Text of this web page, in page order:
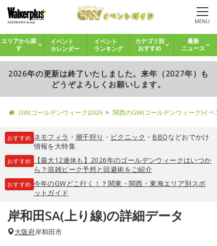
MENU
エリアから探
す
イベント
カレンダー
イベント
ランキング
カテゴリ別
おすすめ
最新
ニュース
2026年の更新は終了いたしました。来年（2027年）も
どうぞよろしくお願いします。
GW(ゴールデンウィーク)2026 関西のGW(ゴールデンウィーク)イ
おすすめ ネモフィラ ・ 潮干狩り ・ ピクニック ・ BBQなどおでかけ
情報を大特集
おすすめ
【最大12連休も】2026年のゴールデンウィークはいつか
ら？混雑ピーク予想と回避術をご紹介
おすすめ 今年のGWどこ行く！？関東・関西・東海エリア別スポ
ットガイド
岸和田SA(上り線)の詳細データ
大阪府岸和田市